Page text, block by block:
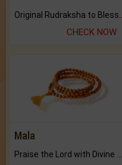
CHECK NOW
Mala
Praise the Lord with Divine Energies of Mala.